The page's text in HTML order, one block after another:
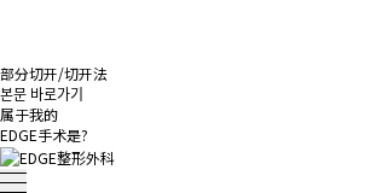
部分切开/切开法
본문 바로가기
属于我的
EDGE手术是?